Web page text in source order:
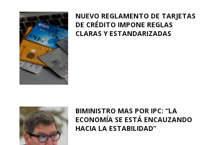
NUEVO REGLAMENTO DE TARJETAS
DE CRÉDITO IMPONE REGLAS
CLARAS Y ESTANDARIZADAS
BIMINISTRO MAS POR IPC: “LA
ECONOMÍA SE ESTÁ ENCAUZANDO
HACIA LA ESTABILIDAD”